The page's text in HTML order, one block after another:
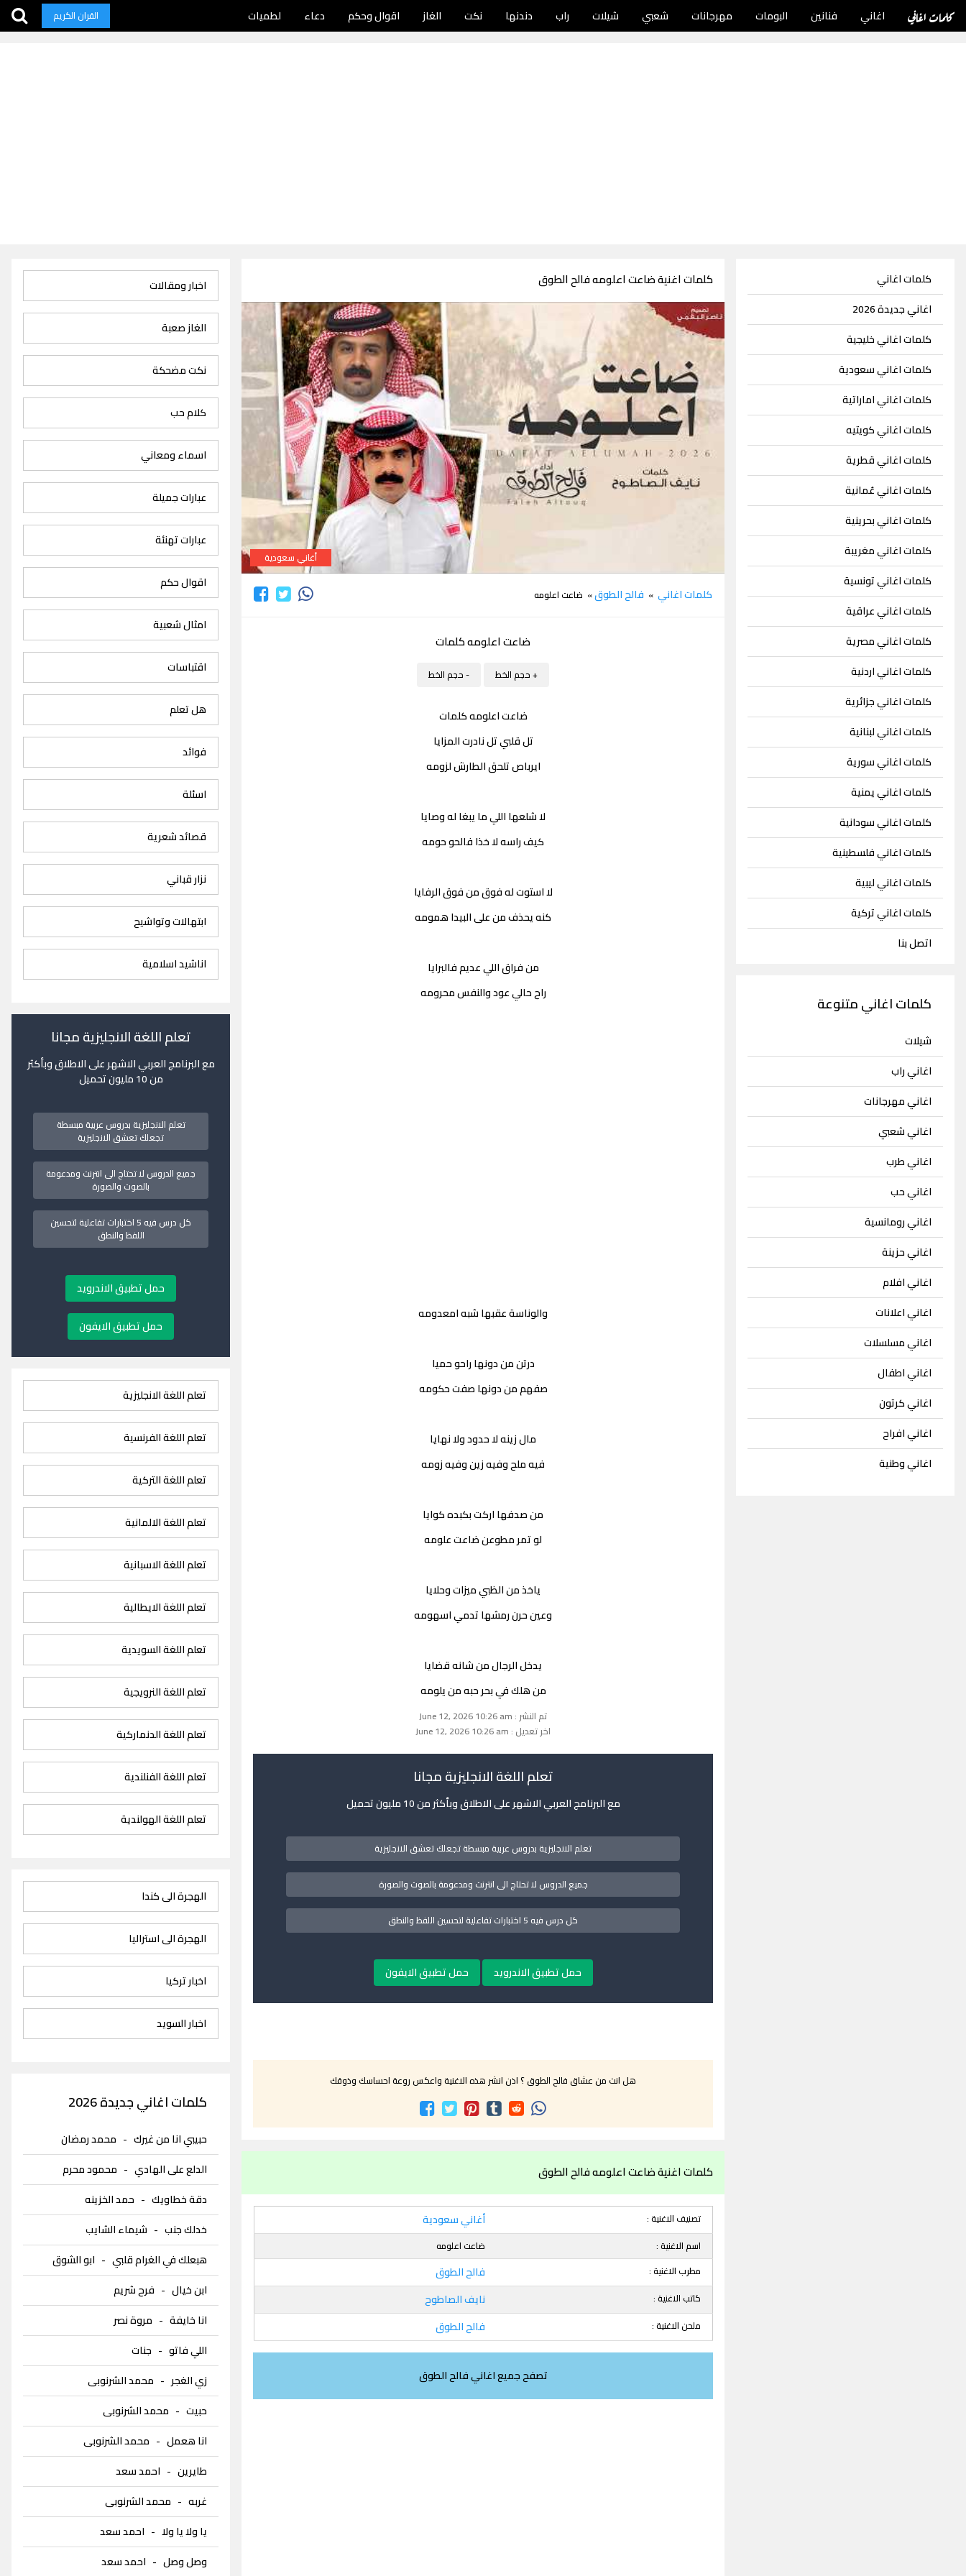
كلمات اغاني اغاني فنانين البومات مهرجانات شعبي شيلات راب دندنها نكت الغاز اقوال وحكم دعاء لطميات القران الكريم
كلمات اغاني
اغاني جديدة 2026
كلمات اغاني خليجية
كلمات اغاني سعودية
كلمات اغاني اماراتية
كلمات اغاني كويتيه
كلمات اغاني قطرية
كلمات اغاني عُمانية
كلمات اغاني بحرينية
كلمات اغاني مغريبة
كلمات اغاني تونسية
كلمات اغاني عراقية
كلمات اغاني مصرية
كلمات اغاني اردنية
كلمات اغاني جزائرية
كلمات اغاني لبنانية
كلمات اغاني سورية
كلمات اغاني يمنية
كلمات اغاني سودانية
كلمات اغاني فلسطينية
كلمات اغاني ليبية
كلمات اغاني تركية
اتصل بنا
كلمات اغاني متنوعة
شيلات
اغاني راب
اغاني مهرجانات
اغاني شعبي
اغاني طرب
اغاني حب
اغاني رومانسية
اغاني حزينة
اغاني افلام
اغاني اعلانات
اغاني مسلسلات
اغاني اطفال
اغاني كرتون
اغاني افراح
اغاني وطنية
كلمات اغنية ضاعت اعلومه فالح الطوق
أغاني سعودية
كلمات اغاني » فالح الطوق» ضاعت اعلومه
ضاعت اعلومه كلمات
+ حجم الخط - حجم الخط
ضاعت اعلومه كلمات
تل قلبي تل نادرت المزايا
ايرباص تلحق الطارش لزومه
لا شلعها اللي ما يبغا له وصايا
كيف راسه لا خذا فالحو حومه
لا استوت له فوق من فوق الرفايا
كنه يحذف من على البيدا همومه
من فراق اللي عديم فالبرايا
راح حالي عود والنفس محرومه
والوناسة عقبها شبه امعدومه
درتن من دونها راحو حميا
صفهم من دونها صفت حكومه
مال زينه لا حدود ولا نهايا
فيه ملح وفيه زين وفيه زومه
من صدفها اركت بكبده كوايا
لو تمر مطوعن ضاعت علومه
ياخذ من الظبي ميزات وحلايا
وعين حرن رمشها تدمي اسهومه
يدخل الرجال من شانه قضايا
من هلك في بحر حبه من يلومه
تم النشر : June 12, 2026 10:26 am
اخر تعديل : June 12, 2026 10:26 am
تعلم اللغة الانجليزية مجانا
مع البرنامج العربي الاشهر على الاطلاق وبأكثر من 10 مليون تحميل
تعلم الانجليزية بدروس عربية مبسطة تجعلك تعشق الانجليزية
جميع الدروس لا تحتاج الى انترنت ومدعومة بالصوت والصورة
كل درس فيه 5 اختبارات تفاعلية لتحسين اللفظ والنطق
حمل تطبيق الاندرويد حمل تطبيق الايفون
هل انت من عشاق فالح الطوق ؟ اذن انشر هذه الاغنية واعكس روعة احساسك وذوقك
كلمات اغنية ضاعت اعلومه فالح الطوق
تصنيف الاغنية : أغاني سعودية
اسم الاغنية :
ضاعت اعلومه
مطرب الاغنية :
فالح الطوق
كاتب الاغنية : نايف الصاطوح
ملحن الاغنية : فالح الطوق
تصفح جميع اغاني فالح الطوق
اخبار ومقالات
الغاز صعبة
نكت مضحكة
كلام حب
اسماء ومعاني
عبارات جميلة
عبارات تهنئة
اقوال حكم
امثال شعبية
اقتباسات
هل تعلم
فوائد
اسئلة
قصائد شعرية
نزار قباني
ابتهالات وتواشيح
اناشيد اسلامية
تعلم اللغة الانجليزية مجانا
مع البرنامج العربي الاشهر على الاطلاق وبأكثر
من 10 مليون تحميل
تعلم الانجليزية بدروس عربية مبسطة
تجعلك تعشق الانجليزية
جميع الدروس لا تحتاج الى انترنت ومدعومة
بالصوت والصورة
كل درس فيه 5 اختبارات تفاعلية لتحسين
اللفظ والنطق
حمل تطبيق الاندرويد
حمل تطبيق الايفون
تعلم اللغة الانجليزية
تعلم اللغة الفرنسية
تعلم اللغة التركية
تعلم اللغة الالمانية
تعلم اللغة الاسبانية
تعلم اللغة الايطالية
تعلم اللغة السويدية
تعلم اللغة النرويجية
تعلم اللغة الدنماركية
تعلم اللغة الفنلندية
تعلم اللغة الهولندية
الهجرة الى كندا
الهجرة الى استراليا
اخبار تركيا
اخبار السويد
كلمات اغاني جديدة 2026
حبيبي انا من غيرك- محمد رمضان
الدلع على الهادي- محمود محرم
دقة خطاويك- حمد الخزينه
خدلك جنب- شيماء الشايب
هبعلك في الغرام قلبي- ابو الشوق
ابن خيال- فرح شريم
انا خايفة- مروة نصر
اللي فاتو- جنات
زي الغجر - محمد الشرنوبى
حبيت- محمد الشرنوبى
انا هعمل- محمد الشرنوبى
طايرين- احمد سعد
غربه- محمد الشرنوبى
يا ولا يا ولا- احمد سعد
وصل وصل- احمد سعد